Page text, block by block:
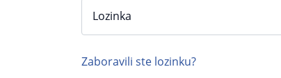
Lozinka
Zaboravili ste lozinku?